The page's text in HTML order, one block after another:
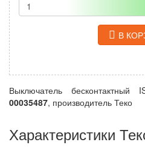
В
Выключатель бесконтактный
00035487, производитель Теко
Характеристики